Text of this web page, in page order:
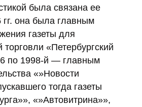
была связана ее
гг. она была главным
газеты для
«Петербургский
по 1998-й — главным
«»Новости
тогда газеты
«»Автовитрина»»,